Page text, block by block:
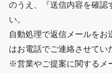
のうえ、『送信内容を確認
い。
自動処理で返信メールを
はお電話でご連絡させてい
※営業やご提案に関するメ